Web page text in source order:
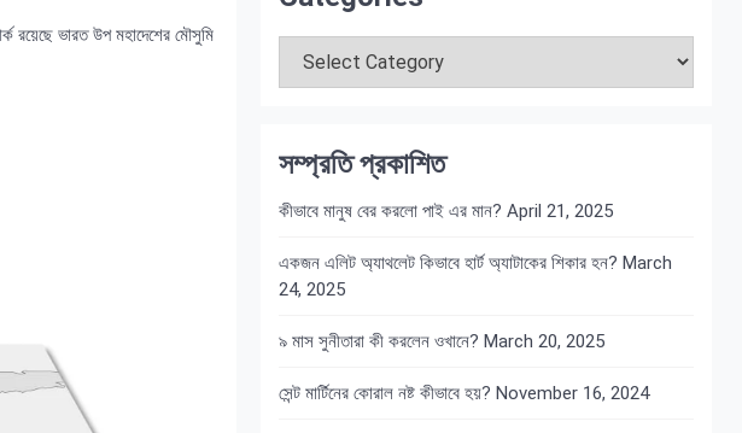
রয়েছে ভারত উপ মহাদেশের মৌসুমি
সম্প্রতি প্রকাশিত
কীভাবে মানুষ বের করলো পাই এর মান? April 21, 2025
একজন এলিট অ্যাথলেট কিভাবে হার্ট অ্যাটাকের শিকার হন? March
24, 2025
৯ মাস সুনীতারা কী করলেন ওখানে? March 20, 2025
সেন্ট মার্টিনের কোরাল নষ্ট কীভাবে হয়? November 16, 2024